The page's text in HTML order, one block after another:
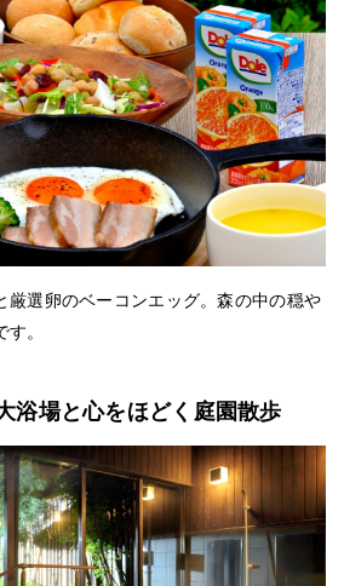
厳選卵のベーコンエッグ。森の中の穏や
。
浴場と心をほどく庭園散歩